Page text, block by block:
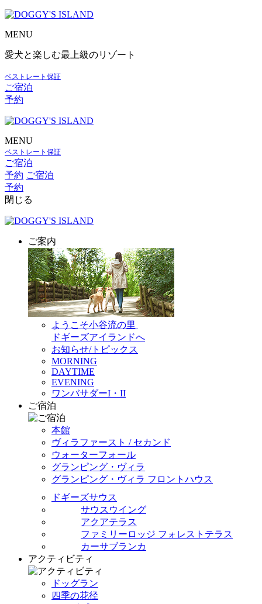
MENU
愛犬と楽しむ最上級のリゾート
ベストレート保証
ご宿泊
予約
MENU
ベストレート保証
ご宿泊
予約 ご宿泊
予約
閉じる
ご案内
ようこそ小谷流の里
ドギーズアイランドへ
お知らせ/トピックス
MORNING
DAYTIME
EVENING
ワンバサダーI・II
ご宿泊
本館
ヴィラファースト / セカンド
ウォーターフォール
グランピング・ヴィラ
グランピング・ヴィラ フロントハウス
ドギーズサウス
サウスウイング
アクアテラス
ファミリーロッジ フォレストテラス
カーサブランカ
アクティビティ
ドッグラン
四季の花径